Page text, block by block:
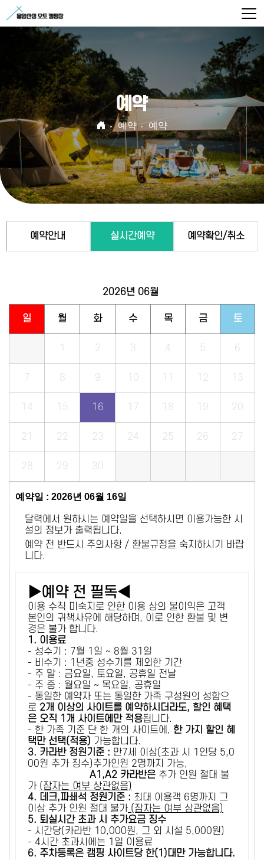
예약
예약 예약
예약안내 실시간예약 예약확인/취소
2026년 06월
일 월 화 수 목 금 토
1 2 3 4 5 6
7 8 9 10 11 12 13
14 15 16 17 18 19 20
21 22 23 24 25 26 27
28 29 30
예약일 : 2026년 06월 16일
달력에서 원하시는 예약일을 선택하시면 이용가능한 시
설의 정보가 출력됩니다.
예약 전 반드시 주의사항 / 환불규정을 숙지하시기 바랍
니다.
▶예약 전 필독◀
이용 수칙 미숙지로 인한 이용 상의 불이익은 고객
본인의 귀책사유에 해당하며, 이로 인한 환불 및 변
경은 불가 합니다.
1. 이용료
- 성수기 : 7월 1일 ~ 8월 31일
- 비수기 : 1년중 성수기를 제외한 기간
- 주 말 : 금요일, 토요일, 공휴일 전날
- 주 중 : 월요일 ~ 목요일, 공휴일
- 동일한 예약자 또는 동일한 가족 구성원의 성함으
로 2개 이상의 사이트를 예약하시더라도, 할인 혜택
은 오직 1개 사이트에만 적용됩니다.
- 한 가족 기준 단 한 개의 사이트에, 한 가지 할인 혜
택만 선택(적용) 가능합니다.
3. 카라반 정원기준 : 만7세 이상(초과 시 1인당 5,0
00원 추가 징수)추가인원 2명까지 가능,
A1,A2 카라반은 추가 인원 절대 불
가 (잠자는 여부 상관없음)
4. 데크,파쇄석 정원기준 : ​최대 이용객 6명까지 그
이상 추가 인원 절대 불가 (잠자는 여부 상관없음)
5. 퇴실시간 초과 시 추가요금 징수
- 시간당(카라반 10,000원, 그 외 시설 5,000원)
- 4시간 초과시에는 1일 이용료
6. 주차등록은 캠핑 사이트당 한(1)대만 가능합니다.